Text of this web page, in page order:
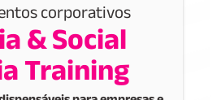
corporativos
& Social
Training